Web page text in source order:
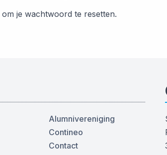
om je wachtwoord te resetten.
Alumnivereniging
Contineo
Contact